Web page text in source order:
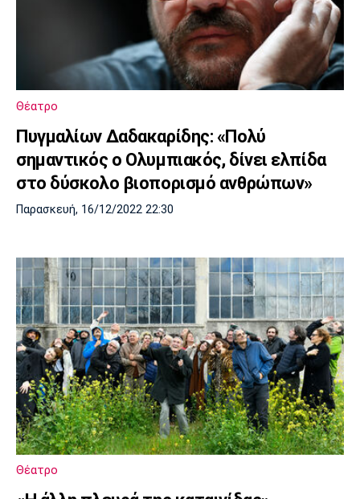
Θέατρο
Πυγμαλίων Δαδακαρίδης: «Πολύ
σημαντικός ο Ολυμπιακός, δίνει ελπίδα
στο δύσκολο βιοπορισμό ανθρώπων»
Παρασκευή, 16/12/2022 22:30
Θέατρο